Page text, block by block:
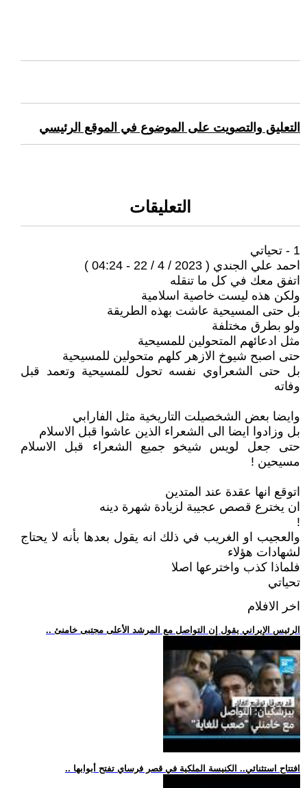
التعليق والتصويت على الموضوع في الموقع الرئيسي
التعليقات
1 - تحياتي
احمد علي الجندي ( 2023 / 4 / 22 - 04:24 )
اتفق معك في كل ما تنقله
ولكن هذه ليست خاصية اسلامية
بل حتى المسيحية عاشت بهذه الطريقة
ولو بطرق مختلفة
مثل ادعائهم المتحولين للمسيحية
حتى اصبح شيوخ الازهر كلهم متحولين للمسيحية
بل حتى الشعراوي نفسه تحول للمسيحية وتعمد قبل
وفاته
وايضا بعض الشخصيلت التاريخية مثل الفارابي
بل وزادوا ايضا الى الشعراء الذين عاشوا قبل الاسلام
حتى جعل لويس شيخو جميع الشعراء قبل الاسلام
مسيحين !
اتوقع انها عقدة عند المتدين
ان يخترع قصص عجيبة لزيادة شهرة دينه
!
والعجيب او الغريب في ذلك انه يقول بعدها بأنه لا يحتاج
لشهادات هؤلاء
فلماذا كذب واخترعها اصلا
تحياتي
اخر الافلام
.. الرئيس الإيراني يقول إن التواصل مع المرشد الأعلى مجتبى خامنئ
.. افتتاح استثنائي.. الكنيسة الملكية في قصر فرساي تفتح أبوابها